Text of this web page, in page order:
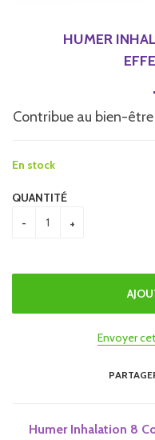
HUMER
Contribue au bien-
En stock
QUANTITÉ
Envoyer
Humer Inhalation 8